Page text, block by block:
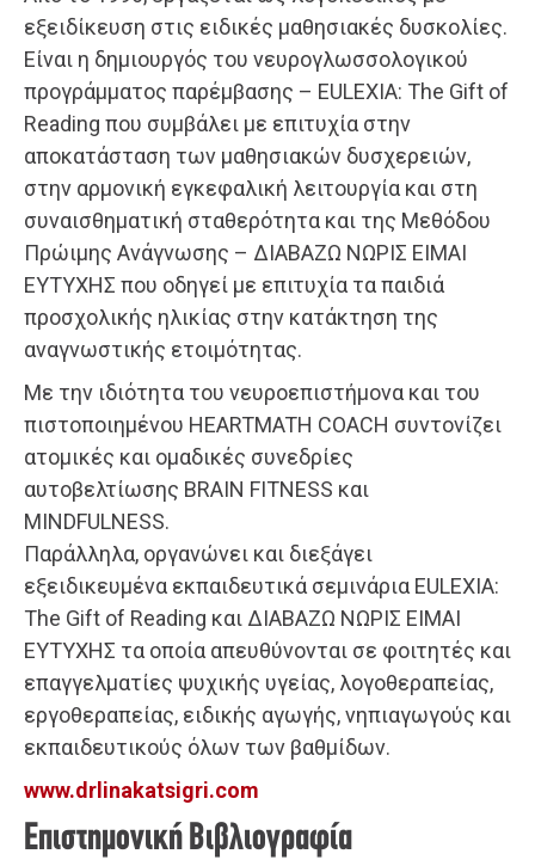
εξειδίκευση στις ειδικές μαθησιακές δυσκολίες.
Είναι η δημιουργός του νευρογλωσσολογικού
προγράμματος παρέμβασης – EULEXIA: The Gift of
Reading που συμβάλει με επιτυχία στην
αποκατάσταση των μαθησιακών δυσχερειών,
στην αρμονική εγκεφαλική λειτουργία και στη
συναισθηματική σταθερότητα και της Μεθόδου
Πρώιμης Ανάγνωσης – ΔΙΑΒΑΖΩ ΝΩΡΙΣ ΕΙΜΑΙ
ΕΥΤΥΧΗΣ που οδηγεί με επιτυχία τα παιδιά
προσχολικής ηλικίας στην κατάκτηση της
αναγνωστικής ετοιμότητας.
Με την ιδιότητα του νευροεπιστήμονα και του
πιστοποιημένου HEARTMATH COACH συντονίζει
ατομικές και ομαδικές συνεδρίες
αυτοβελτίωσης BRAIN FITNESS και
MINDFULNESS.
Παράλληλα, οργανώνει και διεξάγει
εξειδικευμένα εκπαιδευτικά σεμινάρια EULEXIA:
The Gift of Reading και ΔΙΑΒΑΖΩ ΝΩΡΙΣ ΕΙΜΑΙ
ΕΥΤΥΧΗΣ τα οποία απευθύνονται σε φοιτητές και
επαγγελματίες ψυχικής υγείας, λογοθεραπείας,
εργοθεραπείας, ειδικής αγωγής, νηπιαγωγούς και
εκπαιδευτικούς όλων των βαθμίδων.
www.drlinakatsigri.com
Επιστημονική Βιβλιογραφία